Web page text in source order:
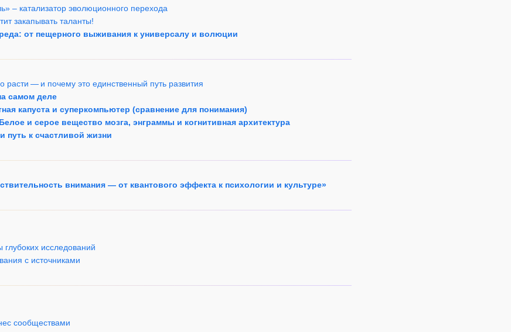
– катализатор эволюционного перехода
закапывать таланты!
от пещерного выживания к универсалу и волюции
— и почему это единственный путь развития
самом деле
капуста и суперкомпьютер (сравнение для понимания)
и серое вещество мозга, энграммы и когнитивная архитектура
путь к счастливой жизни
внимания — от квантового эффекта к психологии и культуре»
исследований
с источниками
сообществами